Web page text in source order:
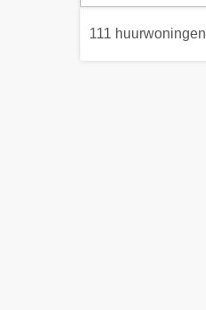
111 huurwoningen